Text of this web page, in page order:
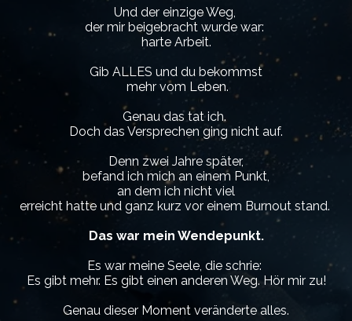
Und der einzige Weg,
der mir beigebracht wurde war:
harte Arbeit.
Gib ALLES und du bekommst
mehr vom Leben.
Genau das tat ich.
Doch das Versprechen ging nicht auf.
Denn zwei Jahre später,
befand ich mich an einem Punkt,
an dem ich nicht viel
erreicht hatte und ganz kurz vor einem Burnout stand.
Das war mein Wendepunkt.
Es war meine Seele, die schrie:
Es gibt mehr. Es gibt einen anderen Weg. Hör mir zu!
Genau dieser Moment veränderte alles.